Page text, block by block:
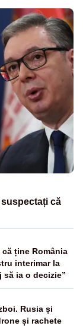
că
ține România
interimar la
să ia o decizie”
Rusia și
și rachete